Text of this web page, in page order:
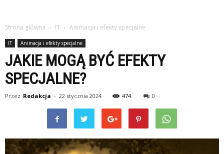
Strona główna IT Animacja i efekty specjalne
IT Animacja i efekty specjalne
JAKIE MOGĄ BYĆ EFEKTY
SPECJALNE?
Przez Redakcja - 22 stycznia 2024 474 0